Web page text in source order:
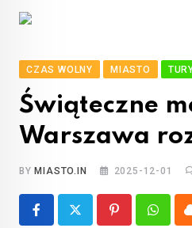
CZAS WOLNY MIASTO
Świąteczne
Warszawa
BY MIASTO.IN 2025-12-01
Pinterest